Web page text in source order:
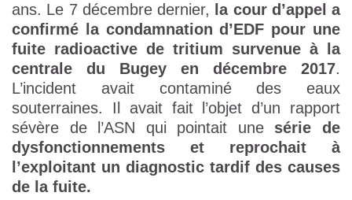
ans. Le 7 décembre dernier,
la cour d’appel a
confirmé la condamnation d’EDF pour une
fuite radioactive de tritium survenue à la
centrale du Bugey en décembre 2017.
L’incident avait contaminé des eaux
souterraines. Il avait fait l’objet d’un rapport
sévère de l’ASN qui pointait une série de
dysfonctionnements et reprochait à
l’exploitant un diagnostic tardif des causes
de la fuite.